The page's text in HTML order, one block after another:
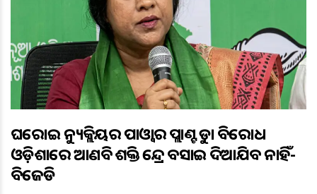
ଘରୋଇ ନ୍ୟୁକ୍ଲିୟର ପାଓ୍ବାର ପ୍ଲାଣ୍ଟକୁ କଡ଼ା ବିରୋଧ
ଓଡ଼ିଶାରେ ଆଣବିକ ଶକ୍ତି କେନ୍ଦ୍ର ବସାଇ ଦିଆଯିବ ନାହିଁ-
ବିଜେଡି